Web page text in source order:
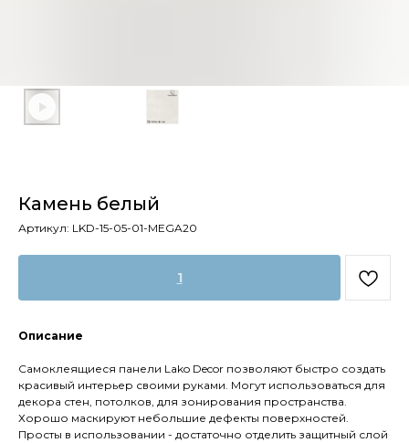
Камень белый
Артикул: LKD-15-05-01-MEGA20
1
Описание
Самоклеящиеся панели Lako Decor позволяют быстро создать
красивый интерьер своими руками. Могут использоваться для
декора стен, потолков, для зонирования пространства.
Хорошо маскируют небольшие дефекты поверхностей.
Просты в использовании - достаточно отделить защитный слой